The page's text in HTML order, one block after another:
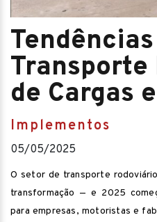
Transporte
de Cargas
Implementos
05/05/2025
O setor de transporte
transformação — e 2025
para empresas, motoristas e